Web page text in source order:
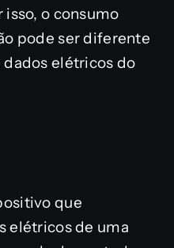
o consumo
pode ser diferente
dados elétricos do
que
elétricos de uma